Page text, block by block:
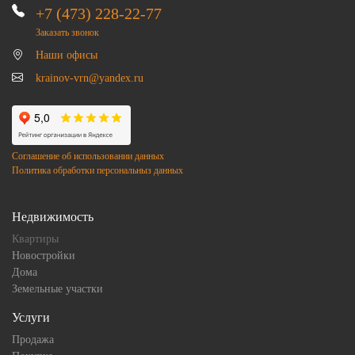
+7 (473) 228-22-77
Заказать звонок
Наши офисы
krainov-vrn@yandex.ru
Соглашение об использовании данных
Политика обработки персональныз данных
Недвижимость
Квартиры
Новостройки
Дома
Земельные участки
Услуги
Продажа